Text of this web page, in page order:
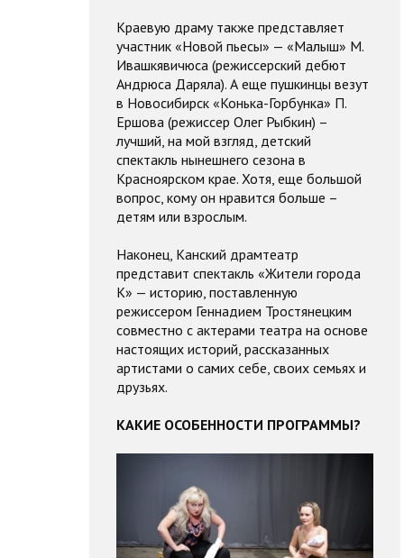
Краевую драму также представляет
участник «Новой пьесы» — «Малыш» М.
Ивашкявичюса (режиссерский дебют
Андрюса Даряла). А еще пушкинцы везут
в Новосибирск «Конька-Горбунка» П.
Ершова (режиссер Олег Рыбкин) –
лучший, на мой взгляд, детский
спектакль нынешнего сезона в
Красноярском крае. Хотя, еще большой
вопрос, кому он нравится больше –
детям или взрослым.
Наконец, Канский драмтеатр
представит спектакль «Жители города
К» — историю, поставленную
режиссером Геннадием Тростянецким
совместно с актерами театра на основе
настоящих историй, рассказанных
артистами о самих себе, своих семьях и
друзьях.
КАКИЕ ОСОБЕННОСТИ ПРОГРАММЫ?